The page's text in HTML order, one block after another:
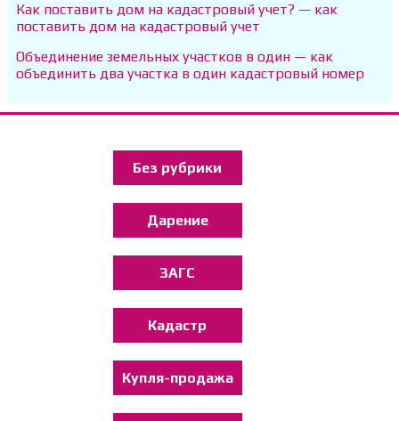
Как поставить дом на кадастровый учет? — как
поставить дом на кадастровый учет
Объединение земельных участков в один — как
объединить два участка в один кадастровый номер
Без рубрики
Дарение
ЗАГС
Кадастр
Купля-продажа